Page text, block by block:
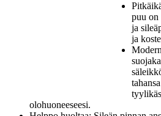
puu on
ja
ja
olohuoneeseesi.